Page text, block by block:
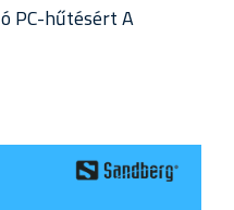
PC-hűtésért A